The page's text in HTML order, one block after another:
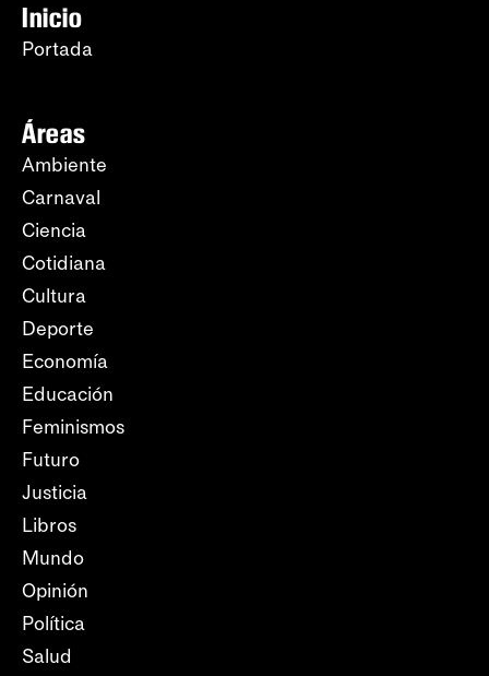
Inicio
Portada
Áreas
Ambiente
Carnaval
Ciencia
Cotidiana
Cultura
Deporte
Economía
Educación
Feminismos
Futuro
Justicia
Libros
Mundo
Opinión
Política
Salud